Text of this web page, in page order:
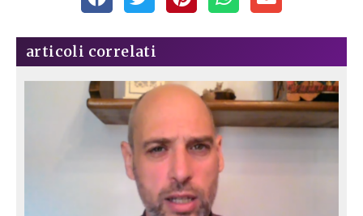
articoli correlati